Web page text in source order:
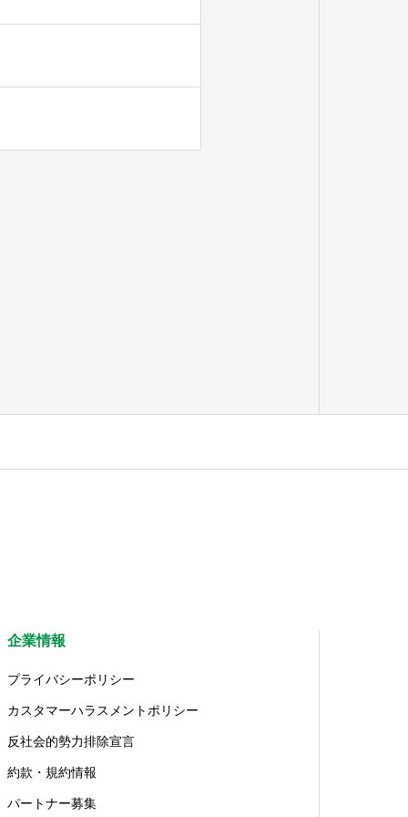
企業情報
プライバシーポリシー
カスタマーハラスメントポリシー
反社会的勢力排除宣言
約款・規約情報
パートナー募集